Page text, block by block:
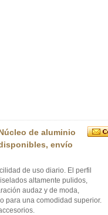
de aluminio
envío
de uso diario. El perfil
altamente pulidos,
audaz y de moda,
para una comodidad superior.